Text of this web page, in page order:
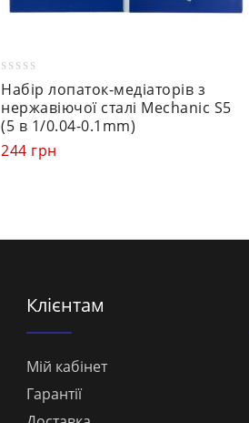
out
of
5
Набір лопаток-медіаторів з
нержавіючої сталі Mechanic S5
(5 в 1/0.04-0.1mm)
244 грн
Клієнтам
Мій кабінет
Гарантії